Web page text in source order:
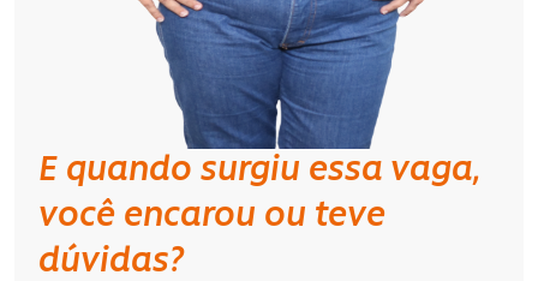
E quando surgiu essa vaga,
você encarou ou teve
dúvidas?